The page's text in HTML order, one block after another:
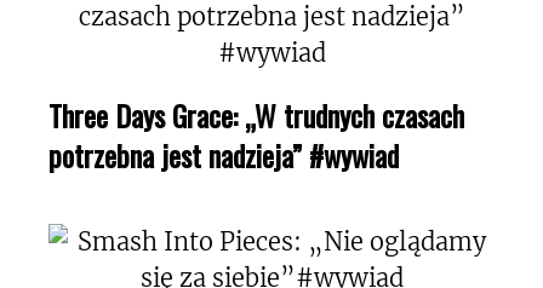
Three Days Grace: „W trudnych czasach
potrzebna jest nadzieja” #wywiad